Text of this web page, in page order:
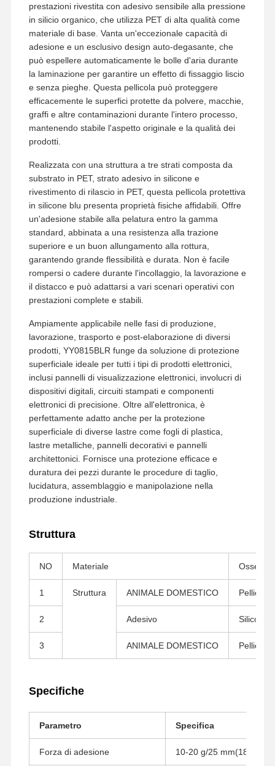
Casa Prodotti Mostra VR
nastro per animali domestici
Nastro del Kapton
Doppio nastro parteggiato
Nastro mascherante
Nastro di PTFE
Nastro per il PI
Film di pi
prestazioni rivestita con adesivo sensibile alla pressione
in silicio organico, che utilizza PET di alta qualità come
materiale di base. Vanta un'eccezionale capacità di
adesione e un esclusivo design auto-degasante, che
può espellere automaticamente le bolle d'aria durante
la laminazione per garantire un effetto di fissaggio liscio
e senza pieghe. Questa pellicola può proteggere
efficacemente le superfici protette da polvere, macchie,
graffi e altre contaminazioni durante l'intero processo,
mantenendo stabile l'aspetto originale e la qualità dei
prodotti.
Realizzata con una struttura a tre strati composta da
substrato in PET, strato adesivo in silicone e
rivestimento di rilascio in PET, questa pellicola protettiva
in silicone blu presenta proprietà fisiche affidabili. Offre
un'adesione stabile alla pelatura entro la gamma
standard, abbinata a una resistenza alla trazione
superiore e un buon allungamento alla rottura,
garantendo grande flessibilità e durata. Non è facile
rompersi o cadere durante l'incollaggio, la lavorazione e
il distacco e può adattarsi a vari scenari operativi con
prestazioni complete e stabili.
Ampiamente applicabile nelle fasi di produzione,
lavorazione, trasporto e post-elaborazione di diversi
prodotti, YY0815BLR funge da soluzione di protezione
superficiale ideale per tutti i tipi di prodotti elettronici,
inclusi pannelli di visualizzazione elettronici, involucri di
dispositivi digitali, circuiti stampati e componenti
elettronici di precisione. Oltre all'elettronica, è
perfettamente adatto anche per la protezione
superficiale di diverse lastre come fogli di plastica,
lastre metalliche, pannelli decorativi e pannelli
architettonici. Fornisce una protezione efficace e
duratura dei pezzi durante le procedure di taglio,
lucidatura, assemblaggio e manipolazione nella
produzione industriale.
Struttura
NO Materiale
1 Struttura ANIMALE DOMESTICO Pellicola
2 Adesivo Silicone
3 ANIMALE DOMESTICO Pellicola
Specifiche
Parametro Specifica
Forza di adesione 10-20 g/25 mm(1800)*